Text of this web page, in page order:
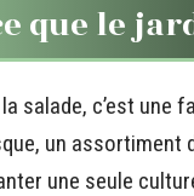
que le
salade, c’est
un
une seule